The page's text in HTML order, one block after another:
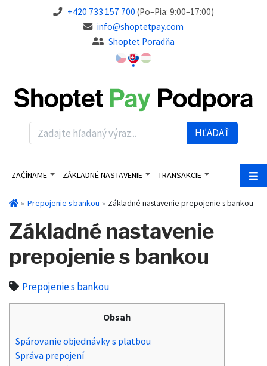
+420 733 157 700 (Po–Pia: 9:00–17:00)
info@shoptetpay.com
Shoptet Poradňa
HĽADAŤ
ZAČÍNAME ZÁKLADNÉ NASTAVENIE TRANSAKCIE
Prepojenie s bankou Základné nastavenie prepojenie s bankou
Základné nastavenie
prepojenie s bankou
Prepojenie s bankou
Obsah
Spárovanie objednávky s platbou
Správa prepojení